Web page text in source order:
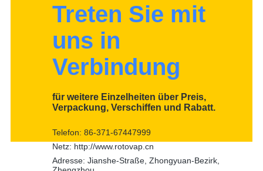
Treten Sie mit
uns in
Verbindung
für weitere Einzelheiten über Preis,
Verpackung, Verschiffen und Rabatt.
Telefon: 86-371-67447999
Netz: http://www.rotovap.cn
Adresse: Jianshe-Straße, Zhongyuan-Bezirk,